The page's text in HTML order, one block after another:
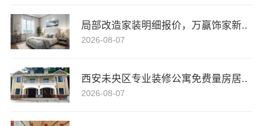
局部改造家装明细报价，万赢饰家新..
2026-08-07
西安未央区专业装修公寓免费量房居..
2026-08-07